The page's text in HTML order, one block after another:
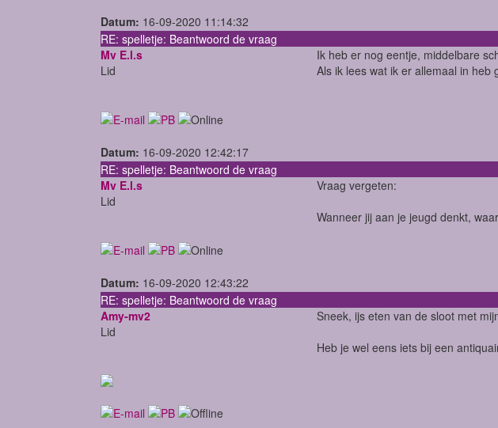
Datum: 16-09-2020 11:14:32
RE: spelletje: Beantwoord de vraag
Mv E.l.s
Lid
Ik heb er nog eentje, middelbare
Als ik lees wat ik er allemaal in heb
Datum: 16-09-2020 12:42:17
RE: spelletje: Beantwoord de vraag
Mv E.l.s
Lid
Vraag vergeten:
Wanneer jij aan je jeugd denkt,
Datum: 16-09-2020 12:43:22
RE: spelletje: Beantwoord de vraag
Amy-mv2
Lid
Sneek, ijs eten van de sloot met
Heb je wel eens iets bij een